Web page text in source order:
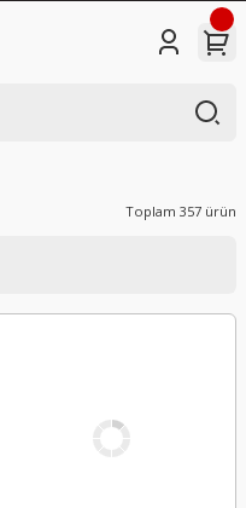
Toplam 357 ürün